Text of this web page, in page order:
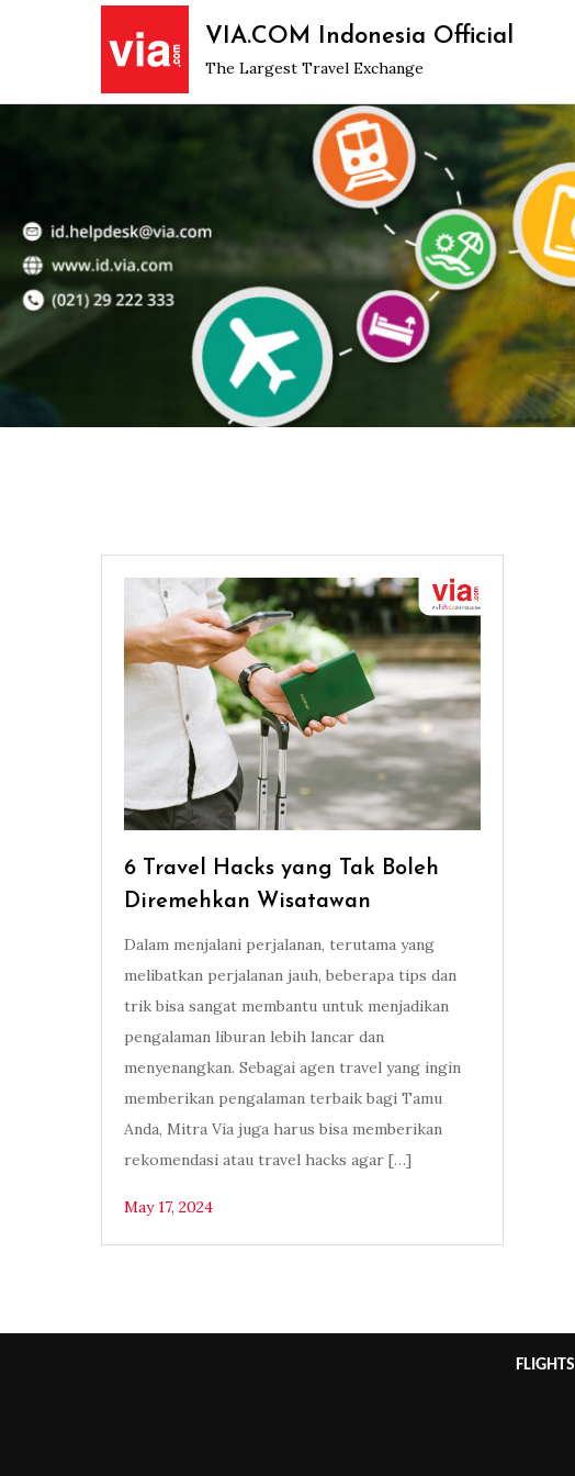
VIA.COM Indonesia Official
The Largest Travel Exchange
6 Travel Hacks yang Tak Boleh
Diremehkan Wisatawan
Dalam menjalani perjalanan, terutama yang
melibatkan perjalanan jauh, beberapa tips dan
trik bisa sangat membantu untuk menjadikan
pengalaman liburan lebih lancar dan
menyenangkan. Sebagai agen travel yang ingin
memberikan pengalaman terbaik bagi Tamu
Anda, Mitra Via juga harus bisa memberikan
rekomendasi atau travel hacks agar […]
May 17, 2024
FLIGHTS